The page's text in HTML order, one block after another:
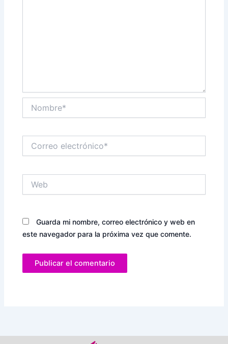
electrónico*
Guarda mi nombre, correo electrónico y web en
este navegador para la próxima vez que comente.